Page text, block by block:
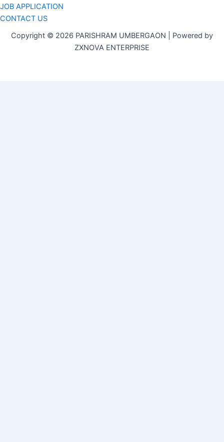
JOB APPLICATION
CONTACT US
Copyright © 2026 PARISHRAM UMBERGAON | Powered by
ZXNOVA ENTERPRISE